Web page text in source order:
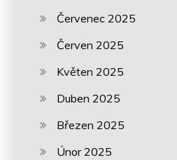
Červenec 2025
Červen 2025
Květen 2025
Duben 2025
Březen 2025
Únor 2025